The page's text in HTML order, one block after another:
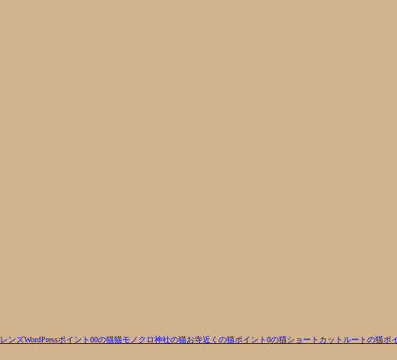
レンズWordPressポイント00の猫猫モノクロ神社の猫お寺近くの猫ポイント0の猫ショートカットルートの猫ポ